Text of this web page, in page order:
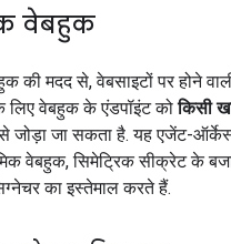
वेबहुक
की मदद से, वेबसाइटों पर होने
लिए वेबहुक के एंडपॉइंट कोकिसी
जोड़ा जा सकता है. यह एजेंट-
वेबहुक, सिमेट्रिक सीक्रेट के
का इस्तेमाल करते हैं.